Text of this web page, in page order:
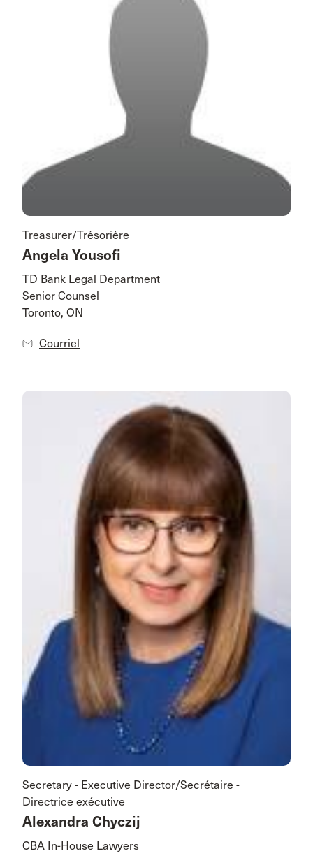
Treasurer/Trésorière
Angela Yousofi
TD Bank Legal Department
Senior Counsel
Toronto, ON
Courriel
Secretary - Executive Director/Secrétaire -
Directrice exécutive
Alexandra Chyczij
CBA In-House Lawyers